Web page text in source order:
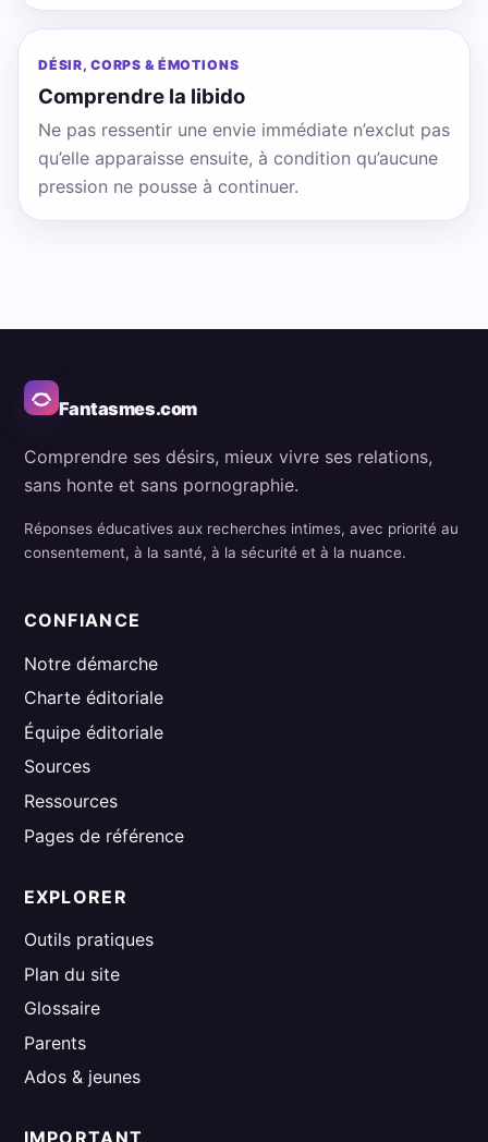
DÉSIR, CORPS & ÉMOTIONS
Comprendre la libido
Ne pas ressentir une envie immédiate n’exclut pas
qu’elle apparaisse ensuite, à condition qu’aucune
pression ne pousse à continuer.
Fantasmes.com
Comprendre ses désirs, mieux vivre ses relations,
sans honte et sans pornographie.
Réponses éducatives aux recherches intimes, avec priorité au
consentement, à la santé, à la sécurité et à la nuance.
CONFIANCE
Notre démarche
Charte éditoriale
Équipe éditoriale
Sources
Ressources
Pages de référence
EXPLORER
Outils pratiques
Plan du site
Glossaire
Parents
Ados & jeunes